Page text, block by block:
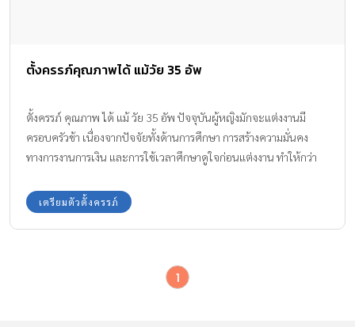
ตั้งครรภ์คุณภาพได้ แม้วัย 35 อัพ
ตั้งครรภ์ คุณภาพ ได้ แม้ วัย 35 อัพ ปัจจุบันผู้หญิงมักจะแต่งงานมี
ครอบครัวช้า เนื่องจากปัจจัยทั้งด้านการศึกษา การสร้างความมั่นคง
ทางการงานการเงิน และการใช้เวลาศึกษาดูใจก่อนแต่งงาน ทำให้กว่า
เสี่ยงต่างๆ มากขึ้น แต่อย่าเพิ่งกังวลใจไปค่ะ เพราะความก้าวหน้า
ทางการแพทย์ ร่วมกับการดูแลตัวเองของคุณแม่ ทำให้เราสามารถตั้ง
เตรียมตัวตั้งครรภ์
1